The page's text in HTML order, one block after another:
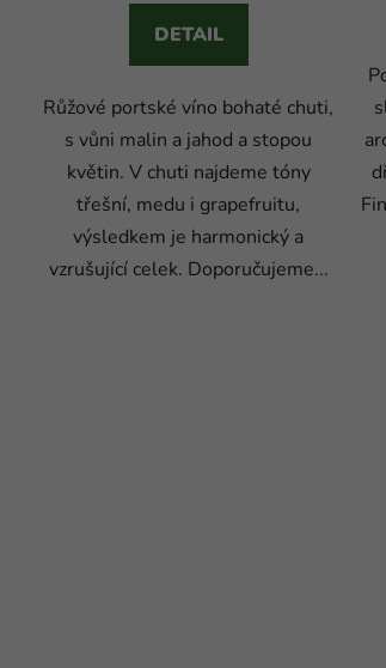
DETAIL
Růžové portské víno bohaté chuti,
s vůni malin a jahod a stopou
květin. V chuti najdeme tóny
třešní, medu i grapefruitu,
výsledkem je harmonický a
vzrušující celek. Doporučujeme...